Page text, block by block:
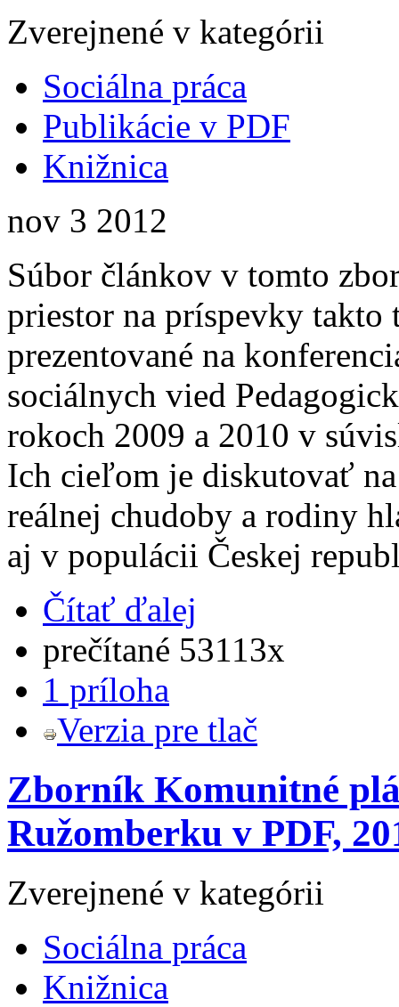
Zverejnené v kategórii
Sociálna práca
Publikácie v PDF
Knižnica
nov 3 2012
Súbor článkov v tomto
priestor na príspevky
prezentované na
sociálnych vied
rokoch 2009 a 2010 v
Ich cieľom je diskutovať
reálnej chudoby a rodiny
aj v populácii Českej
Čítať ďalej
prečítané 53113x
1 príloha
Verzia pre tlač
Zborník Komunitné
Ružomberku v PDF,
Zverejnené v kategórii
Sociálna práca
Knižnica